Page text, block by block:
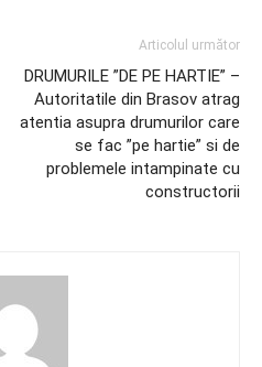
Articolul următor
DRUMURILE ”DE PE HARTIE” –
Autoritatile din Brasov atrag
atentia asupra drumurilor care
se fac ”pe hartie” si de
problemele intampinate cu
constructorii